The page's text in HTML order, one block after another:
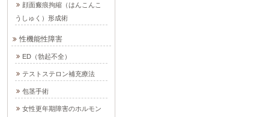
顔面瘢痕拘縮（はんこんこ
うしゅく）形成術
性機能性障害
ED（勃起不全）
テストステロン補充療法
包茎手術
女性更年期障害のホルモン